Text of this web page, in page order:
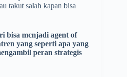
takut salah kapan bisa
bisa mcnjadi agent of
yang seperti apa yang
peran strategis